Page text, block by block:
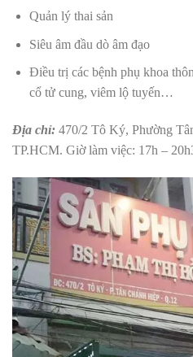
Quản lý thai sản
Siêu âm đầu dò âm đạo
Điều trị các bệnh phụ khoa
cổ tử cung, viêm lộ tuyến…
Địa chỉ: 470/2 Tô Ký, Phường
TP.HCM. Giờ làm việc: 17h –